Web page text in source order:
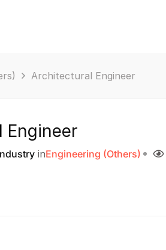
Architectural Engineer
Engineer
inEngineering (Others)